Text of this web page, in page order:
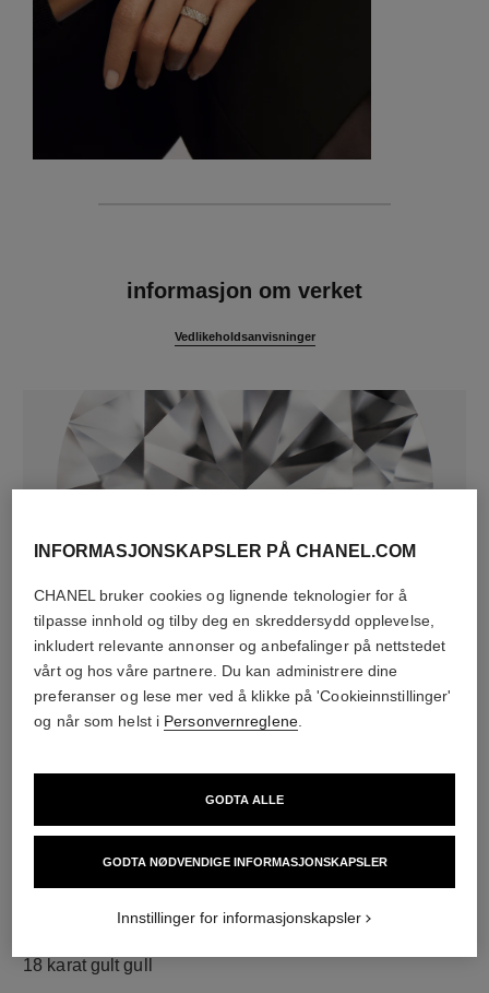
informasjon om verket
Vedlikeholdsanvisninger
diamanter
120 briljantslipte diamanter på totalt 1,73 karat
Kjennetegnene på hvert stykke kan være forskjellige**
18 karat gult gull
INFORMASJONSKAPSLER PÅ CHANEL.COM
CHANEL bruker cookies og lignende teknologier for å
tilpasse innhold og tilby deg en skreddersydd opplevelse,
inkludert relevante annonser og anbefalinger på nettstedet
vårt og hos våre partnere. Du kan administrere dine
preferanser og lese mer ved å klikke på 'Cookieinnstillinger'
og når som helst i Personvernreglene.
GODTA NØDVENDIGE INFORMASJONSKAPSLER
GODTA ALLE
Innstillinger for informasjonskapsler